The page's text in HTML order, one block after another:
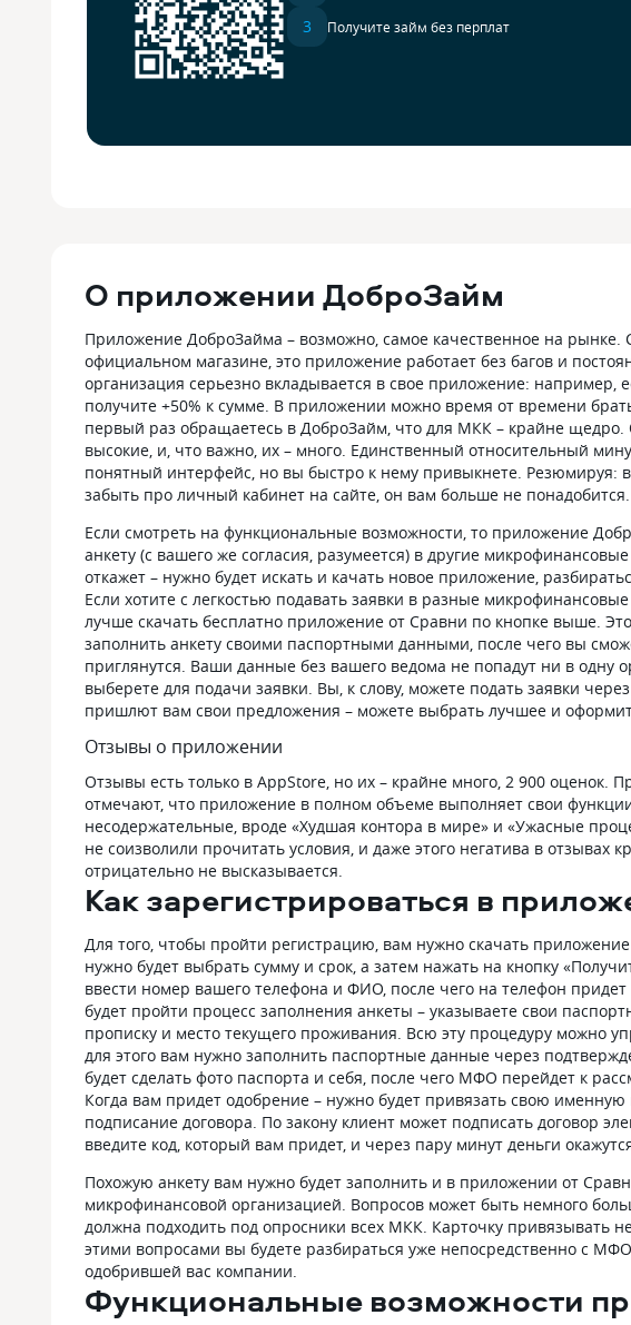
3 Получите займ без перплат
О приложении ДоброЗайм
Приложение ДоброЗайма – возможно, самое качественное на
официальном магазине, это приложение работает без багов и
организация серьезно вкладывается в свое приложение:
получите +50% к сумме. В приложении можно время от времени
первый раз обращаетесь в ДоброЗайм, что для МКК – крайне
высокие, и, что важно, их – много. Единственный относительный
понятный интерфейс, но вы быстро к нему привыкнете. Резюмируя:
забыть про личный кабинет на сайте, он вам больше не понадобится.
Если смотреть на функциональные возможности, то приложение
анкету (с вашего же согласия, разумеется) в другие
откажет – нужно будет искать и качать новое приложение,
Если хотите с легкостью подавать заявки в разные
лучше скачать бесплатно приложение от Сравни по кнопке выше.
заполнить анкету своими паспортными данными, после чего вы
приглянутся. Ваши данные без вашего ведома не попадут ни в одну
выберете для подачи заявки. Вы, к слову, можете подать заявки
пришлют вам свои предложения – можете выбрать лучшее и
Отзывы о приложении
Отзывы есть только в AppStore, но их – крайне много, 2 900 оценок.
отмечают, что приложение в полном объеме выполняет свои
несодержательные, вроде «Худшая контора в мире» и «Ужасные
не соизволили прочитать условия, и даже этого негатива в
отрицательно не высказывается.
Как зарегистрироваться в
Для того, чтобы пройти регистрацию, вам нужно скачать
нужно будет выбрать сумму и срок, а затем нажать на кнопку
ввести номер вашего телефона и ФИО, после чего на телефон
будет пройти процесс заполнения анкеты – указываете свои
прописку и место текущего проживания. Всю эту процедуру можно
для этого вам нужно заполнить паспортные данные через
будет сделать фото паспорта и себя, после чего МФО перейдет к
Когда вам придет одобрение – нужно будет привязать свою
подписание договора. По закону клиент может подписать договор
введите код, который вам придет, и через пару минут деньги
Похожую анкету вам нужно будет заполнить и в приложении от
микрофинансовой организацией. Вопросов может быть немного
должна подходить под опросники всех МКК. Карточку привязывать
этими вопросами вы будете разбираться уже непосредственно с
одобрившей вас компании.
Функциональные возможности